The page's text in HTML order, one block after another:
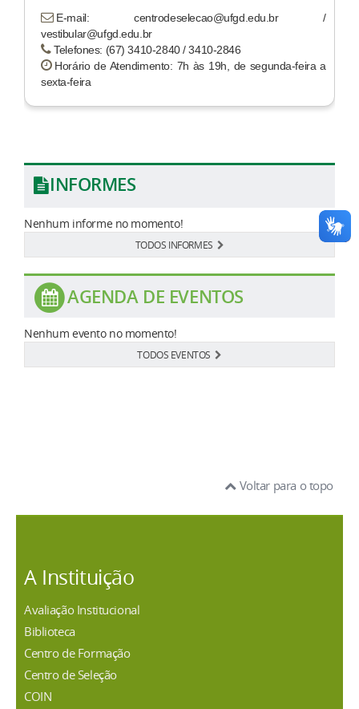
E-mail: centrodeselecao@ufgd.edu.br /
vestibular@ufgd.edu.br
Telefones: (67) 3410-2840 / 3410-2846
Horário de Atendimento: 7h às 19h, de segunda-feira a
sexta-feira
INFORMES
Nenhum informe no momento!
TODOS INFORMES
AGENDA DE EVENTOS
Nenhum evento no momento!
TODOS EVENTOS
Voltar para o topo
A Instituição
Avaliação Institucional
Biblioteca
Centro de Formação
Centro de Seleção
COIN